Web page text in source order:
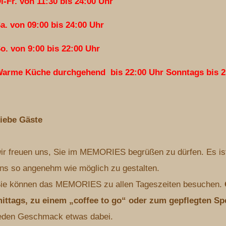
von 09:00 bis 24:00 Uhr
von 9:00 bis 22:00 Uhr
Küche durchgehend bis 22:00 Uhr Sonntags bis
Gäste
freuen uns, Sie im MEMORIES begrüßen zu dürfen. Es
so angenehm wie möglich zu gestalten.
können das MEMORIES zu allen Tageszeiten besuchen.
zu einem „coffee to go“ oder zum gepflegten
Geschmack etwas dabei.